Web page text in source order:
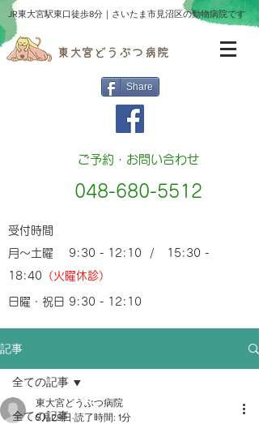
​JR東大宮駅東口徒歩8分｜さいたま市見沼区の動物病院です
Share
ご予約・お問い合わせ
048-680-5512
受付時間
月～土曜 9:30 - 12:10 / 15:30 -
18:40 （火曜休診）
日曜・祝日 9:30 - 12:10
記事
全ての記事
全ての記事
東大宮どうぶつ病院
5月29日 読了時間: 1分